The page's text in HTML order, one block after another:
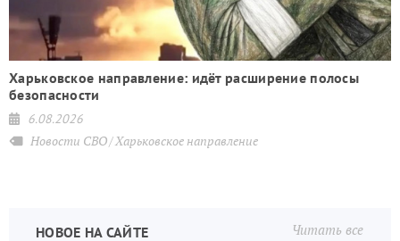
Харьковское направление: идёт расширение полосы
безопасности
6.08.2026
Новости СВО Харьковское направление
Читать все
НОВОЕ НА САЙТЕ